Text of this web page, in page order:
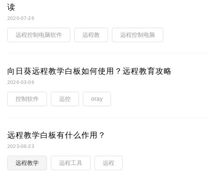
读
2020-07-26
远程控制电脑软件 远程教 远程控制电脑
向日葵远程教学白板如何使用？远程教育攻略
2026-03-06
控制软件 远控 oray
远程教学白板有什么作用？
2023-06-23
远程教学 远程工具 远程